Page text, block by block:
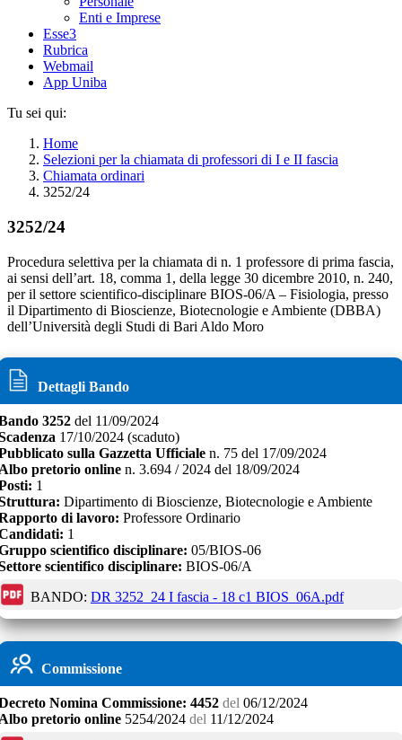
Enti e Imprese
Esse3
Rubrica
Webmail
App Uniba
Tu sei qui:
Home
Selezioni per la chiamata di professori di I e II fascia
Chiamata ordinari
3252/24
3252/24
Procedura selettiva per la chiamata di n. 1 professore di prima fascia,
ai sensi dell’art. 18, comma 1, della legge 30 dicembre 2010, n. 240,
per il settore scientifico-disciplinare BIOS-06/A – Fisiologia, presso
il Dipartimento di Bioscienze, Biotecnologie e Ambiente (DBBA)
dell’Università degli Studi di Bari Aldo Moro
Dettagli Bando
3252 del 11/09/2024
17/10/2024 (scaduto)
sulla Gazzetta Ufficiale n. 75 del 17/09/2024
pretorio online n. 3.694 / 2024 del 18/09/2024
1
Dipartimento di Bioscienze, Biotecnologie e Ambiente
di lavoro: Professore Ordinario
1
scientifico disciplinare: 05/BIOS-06
scientifico disciplinare: BIOS-06/A
BANDO: DR 3252_24 I fascia - 18 c1 BIOS_06A.pdf
Commissione
Nomina Commissione: 4452 del 06/12/2024
pretorio online 5254/2024 del 11/12/2024